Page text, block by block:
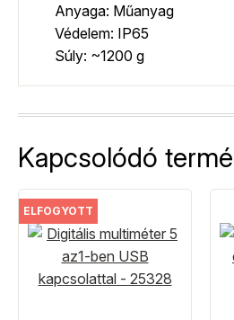
Anyaga: Műanyag
Védelem: IP65
Súly: ~1200 g
Kapcsolódó
ELFOGYOTT